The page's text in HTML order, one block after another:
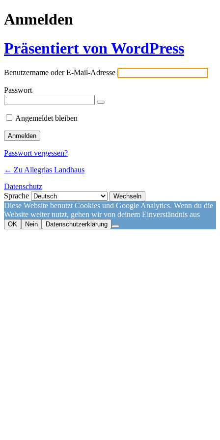
Anmelden
Präsentiert von WordPress
Benutzername oder E-Mail-Adresse
Passwort
Angemeldet bleiben
Passwort vergessen?
← Zu Allegrias Landhaus
Datenschutz
Sprache
Diese Website benutzt Cookies und Google Analytics. Wenn du die
Website weiter nutzt, gehen wir von deinem Einverständnis aus
OK Nein Datenschutzerklärung